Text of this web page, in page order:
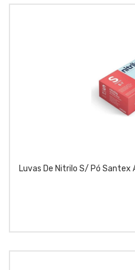
Luvas De Nitrilo S/ Pó Santex